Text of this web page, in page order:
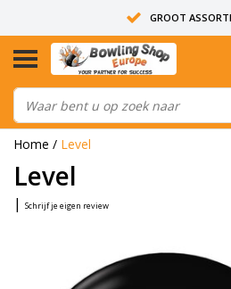
GROOT
14 DAGEN RETOUR
ALLE BOWLINGBALLEN
Home / Level
Level
| Schrijf je eigen review